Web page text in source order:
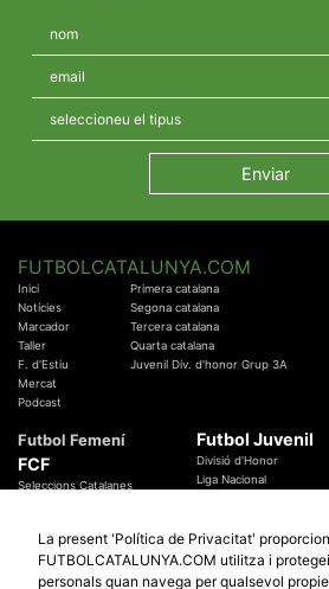
FUTBOLCATALUNYA.COM
Inici
Notícies
Marcador
Taller
F. d'Estiu
Mercat
Podcast
Primera catalana
Segona catalana
Tercera catalana
Quarta catalana
Juvenil Div. d'honor Grup 3A
Futbol Femení
FCF
Seleccions Catalanes
Temes Federatius
Futbol Juvenil
Divisió d'Honor
Liga Nacional
Futbol Catalunya
La present 'Política de Privacitat'
FUTBOLCATALUNYA.COM utilitza i
personals quan navega per qualsevol